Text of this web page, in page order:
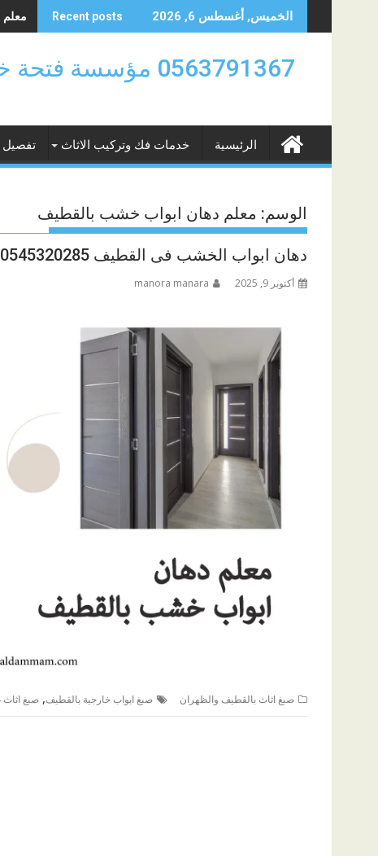
to
الخميس, أغسطس 6, 2026 Recent posts معلم
0563791367
الرئيسية خدمات فك وتركيب الاثاث تفصيل
الوسم: معلم دهان ابواب خشب بالقطيف
دهان ابواب الخشب فى القطيف 0545320285
أكتوبر 9, 2025 manora manara
صبغ اثاث بالقطيف والظهران صبغ ابواب خارجية بالقطيف, صبغ اثاث